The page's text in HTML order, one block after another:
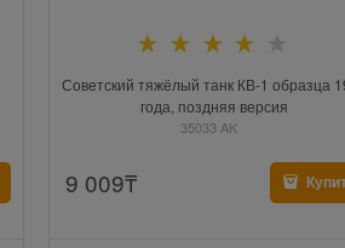
Советский тяжёлый танк КВ-1 образца
года, поздняя версия
35033 AK
9 009₸